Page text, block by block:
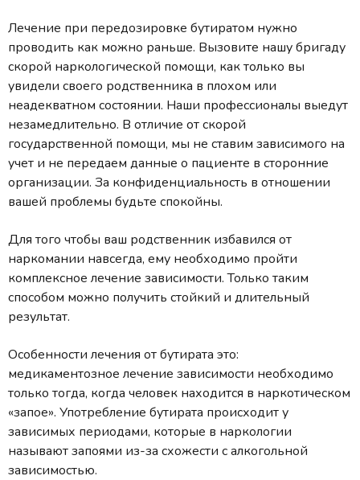
Лечение при передозировке бутиратом нужно
проводить как можно раньше. Вызовите нашу бригаду
скорой наркологической помощи, как только вы
увидели своего родственника в плохом или
неадекватном состоянии. Наши профессионалы выедут
незамедлительно. В отличие от скорой
государственной помощи, мы не ставим зависимого на
учет и не передаем данные о пациенте в сторонние
организации. За конфиденциальность в отношении
вашей проблемы будьте спокойны.
Для того чтобы ваш родственник избавился от
наркомании навсегда, ему необходимо пройти
комплексное лечение зависимости. Только таким
способом можно получить стойкий и длительный
результат.
Особенности лечения от бутирата это:
медикаментозное лечение зависимости необходимо
только тогда, когда человек находится в наркотическом
«запое». Употребление бутирата происходит у
зависимых периодами, которые в наркологии
называют запоями из-за схожести c алкогольной
зависимостью.